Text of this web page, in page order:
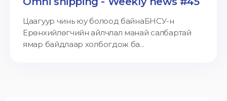
Цаагуур чинь юу болоод байнаБНСУ-н
Ерөнхийлөгчийн айлчлал манай салбартай
ямар байдлаар холбогдож ба...